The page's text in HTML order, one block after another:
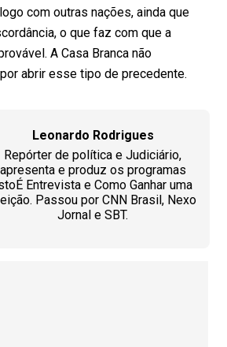
com outras nações, ainda que
o que faz com que a
A Casa Branca não
abrir esse tipo de precedente.
Leonardo Rodrigues
Repórter de política e Judiciário,
apresenta e produz os programas
Entrevista e Como Ganhar uma
Passou por CNN Brasil, Nexo
Jornal e SBT.